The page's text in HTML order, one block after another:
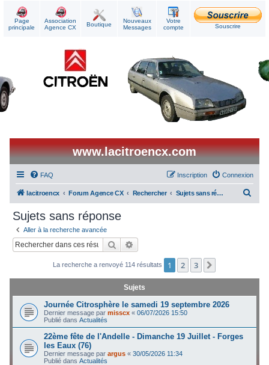
Page
principale
Association
Agence CX
Boutique
Nouveaux
Messages
Votre
compte
Souscrire
www.lacitroencx.com
FAQ Connexion
Inscription
lacitroencx Forum Agence CX Rechercher Sujets sans réponse
c
Sujets sans réponse
Aller à la recherche avancée
Rechercher
La recherche a renvoyé 114 résultats 1 2 3
Sujets
Journée Citrosphère le samedi 19 septembre 2026
Dernier message parmisscx «06/07/2026 15:50
Publié dansActualités
22ème fête de l'Andelle - Dimanche 19 Juillet - Forges
les Eaux (76)
Dernier message parargus «30/05/2026 11:34
Publié dansActualités